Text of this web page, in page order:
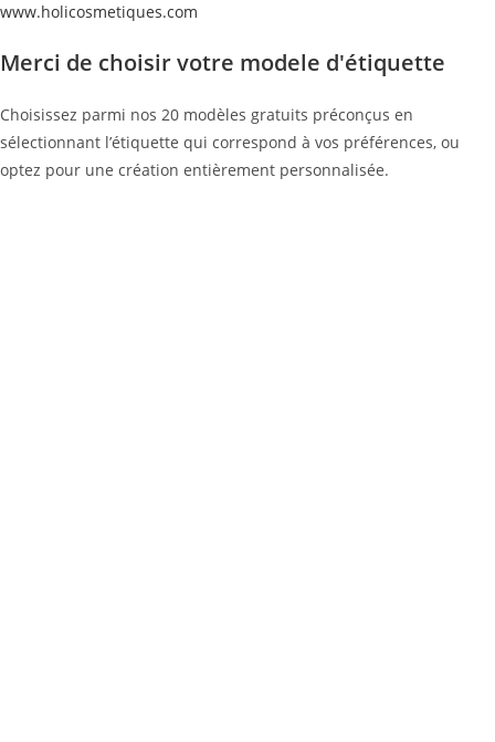
www.holicosmetiques.com
Merci de choisir votre modele d'étiquette
Choisissez parmi nos 20 modèles gratuits préconçus en
sélectionnant l’étiquette qui correspond à vos préférences, ou
optez pour une création entièrement personnalisée.